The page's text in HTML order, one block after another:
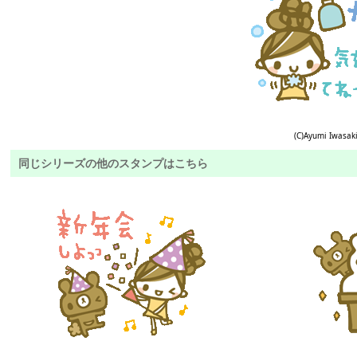
(C)Ayumi Iwasaki
同じシリーズの他のスタンプはこちら